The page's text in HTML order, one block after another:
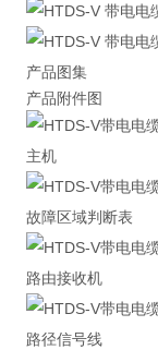
产品图集
产品附件图
主机
故障区域判断表
路由接收机
路径信号线